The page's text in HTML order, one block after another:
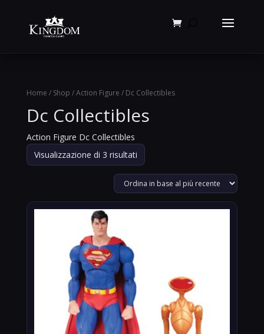
Home / Shop /Action Figure / Dc Collectibles
Dc Collectibles
Action Figure Dc Collectibles
Visualizzazione di 3 risultatiOrdina
in
base
al
più